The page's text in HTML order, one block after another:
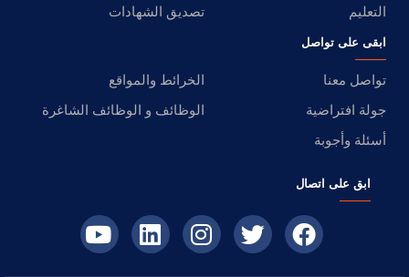
التعليم
تصديق الشهادات
ابقى على تواصل
تواصل معنا
الخرائط والمواقع
جولة افتراضية
الوظائف و الوظائف الشاغرة
أسئلة وأجوبة
ابق على اتصال